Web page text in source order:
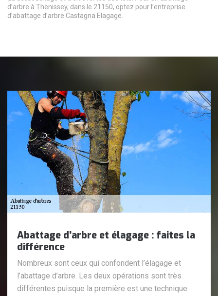
d’arbre à Thenissey, dans le 21150, optez pour l’entreprise
d’abattage d’arbre Castagna Elagage.
Abattage d’arbre et élagage : faites la
différence
Nombreux sont ceux qui confondent l’élagage et
l’abattage d’arbre. Les deux opérations sont très
différentes puisque la première est une technique